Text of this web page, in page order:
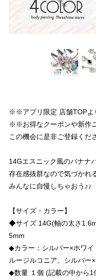
※※アプリ限定 店舗TOP
※※お得なクーポンや新作
この機会に是非ご登録くだ
14Gエスニック風のバナナ
存在感抜群なので気づかれ
みんなに自慢しちゃおう♪♪
【サイズ・カラー】
◆サイズ 14G(軸の太さ
5mm
◆カラー：シルバー×ホワ
ルージルコニア、シルバー
◆数量 １個 (記載の中から1